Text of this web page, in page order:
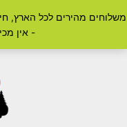
לתוכן
משלוחים מהירים לכל הארץ, חינם
- אין